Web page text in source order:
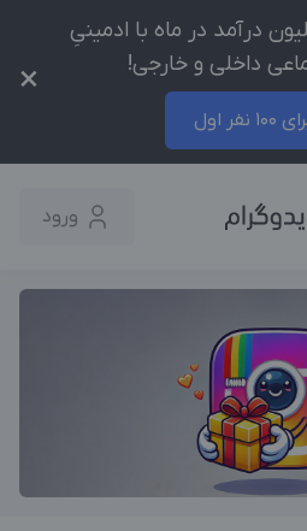
رایگان: +25 میلیون درآمد در ماه با ادمینیِ
داخلی و خارجی!
اول
×
ورود